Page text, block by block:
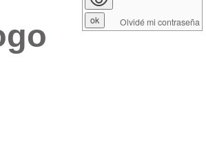
Olvidé mi contraseña